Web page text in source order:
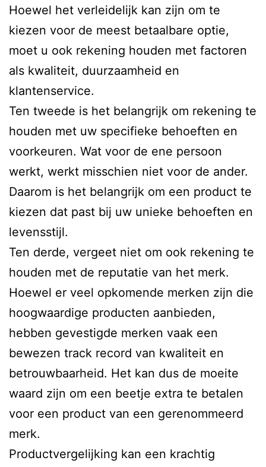
Hoewel het verleidelijk kan zijn om te
kiezen voor de meest betaalbare optie,
moet u ook rekening houden met factoren
als kwaliteit, duurzaamheid en
klantenservice.
Ten tweede is het belangrijk om rekening te
houden met uw specifieke behoeften en
voorkeuren. Wat voor de ene persoon
werkt, werkt misschien niet voor de ander.
Daarom is het belangrijk om een product te
kiezen dat past bij uw unieke behoeften en
levensstijl.
Ten derde, vergeet niet om ook rekening te
houden met de reputatie van het merk.
Hoewel er veel opkomende merken zijn die
hoogwaardige producten aanbieden,
hebben gevestigde merken vaak een
bewezen track record van kwaliteit en
betrouwbaarheid. Het kan dus de moeite
waard zijn om een beetje extra te betalen
voor een product van een gerenommeerd
merk.
Productvergelijking kan een krachtig